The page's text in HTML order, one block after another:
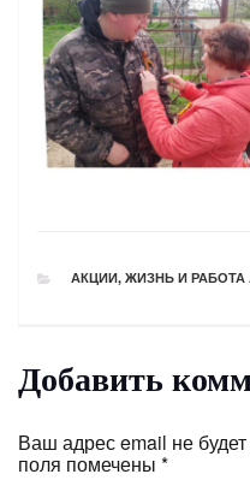
РУБРИКИ
АКЦИИ, ЖИЗНЬ И
Добавить
Ваш адрес email не
поля помечены *